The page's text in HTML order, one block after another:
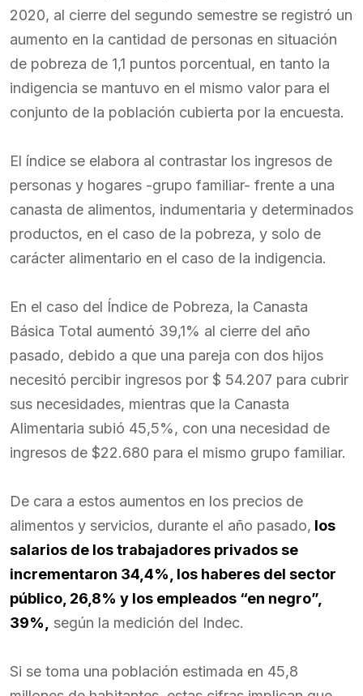
2020, al cierre del segundo semestre se registró un
aumento en la cantidad de personas en situación
de pobreza de 1,1 puntos porcentual, en tanto la
indigencia se mantuvo en el mismo valor para el
conjunto de la población cubierta por la encuesta.
El índice se elabora al contrastar los ingresos de
personas y hogares -grupo familiar- frente a una
canasta de alimentos, indumentaria y determinados
productos, en el caso de la pobreza, y solo de
carácter alimentario en el caso de la indigencia.
En el caso del Índice de Pobreza, la Canasta
Básica Total aumentó 39,1% al cierre del año
pasado, debido a que una pareja con dos hijos
necesitó percibir ingresos por $ 54.207 para cubrir
sus necesidades, mientras que la Canasta
Alimentaria subió 45,5%, con una necesidad de
ingresos de $22.680 para el mismo grupo familiar.
De cara a estos aumentos en los precios de
alimentos y servicios, durante el año pasado, los
salarios de los trabajadores privados se
incrementaron 34,4%, los haberes del sector
público, 26,8% y los empleados “en negro”,
39%,
según la medición del Indec.
Si se toma una población estimada en 45,8